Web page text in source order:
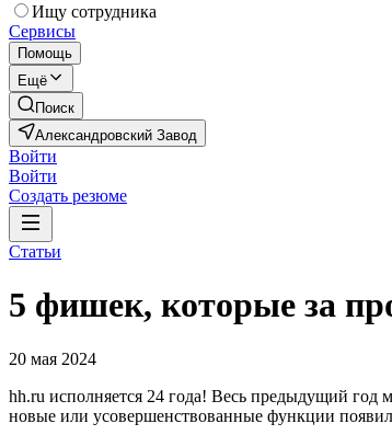
Ищу сотрудника
Сервисы
Помощь
Ещё
Поиск
Александровский Завод
Войти
Войти
Создать резюме
Статьи
5 фишек, которые за
20 мая 2024
hh.ru исполняется 24 года! Весь предыдущий
новые или усовершенствованные функции